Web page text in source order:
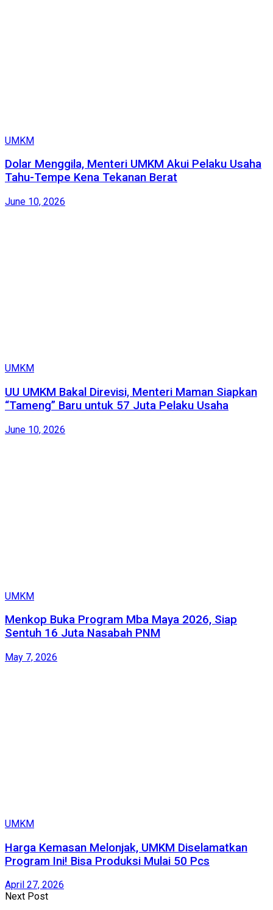
UMKM
Dolar Menggila, Menteri UMKM Akui Pelaku Usaha
Tahu-Tempe Kena Tekanan Berat
June 10, 2026
UMKM
UU UMKM Bakal Direvisi, Menteri Maman Siapkan
“Tameng” Baru untuk 57 Juta Pelaku Usaha
June 10, 2026
UMKM
Menkop Buka Program Mba Maya 2026, Siap
Sentuh 16 Juta Nasabah PNM
May 7, 2026
UMKM
Harga Kemasan Melonjak, UMKM Diselamatkan
Program Ini! Bisa Produksi Mulai 50 Pcs
April 27, 2026
Next Post